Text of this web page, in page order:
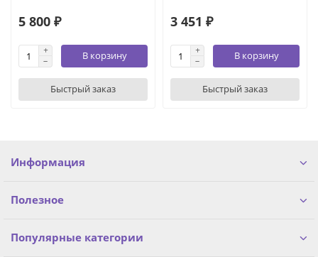
5 800 ₽
В корзину
Быстрый заказ
3 451 ₽
В корзину
Быстрый заказ
Информация
Полезное
Популярные категории